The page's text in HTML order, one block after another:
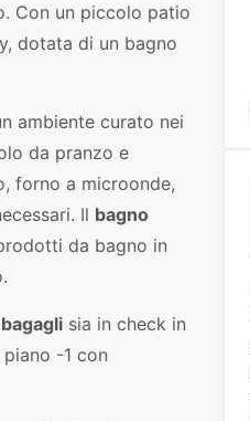
Con un piccolo patio
dotata di un bagno
ambiente curato nei
da pranzo e
forno a microonde,
Il bagno
da bagno in
sia in check in
-1 con